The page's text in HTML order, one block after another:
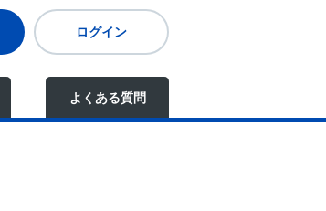
ログイン
よくある質問